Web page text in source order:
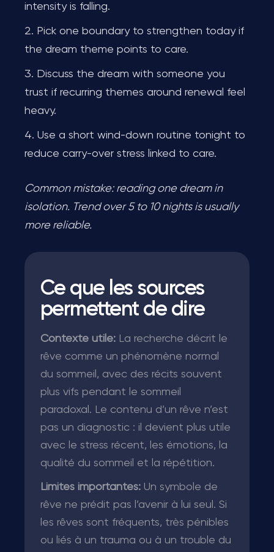
intensity is falling.
Pick one boundary to strengthen today if
the dream theme points to care.
Discuss the dream with someone you
trust if recurring themes around renewal feel
heavy.
Use a short wind-down routine tonight to
reduce carry-over stress linked to care.
Common mistake: reading one dream in
isolation. Trend over 5 to 10 nights is usually
more reliable.
Ce que les sources
permettent de dire
Contexte utile: La recherche décrit le
rêve comme un phénomène normal
du sommeil, avec des récits souvent
plus vifs pendant le sommeil
paradoxal. Le contenu d’un rêve n’est
pas un diagnostic : il devient plus utile
avec le stress récent, les émotions, la
qualité du sommeil et la répétition.
Limites importantes: Un symbole de
rêve ne prédit pas l’avenir à lui seul. Si
les rêves sont fréquents, très pénibles
ou liés à un trauma ou à un trouble du